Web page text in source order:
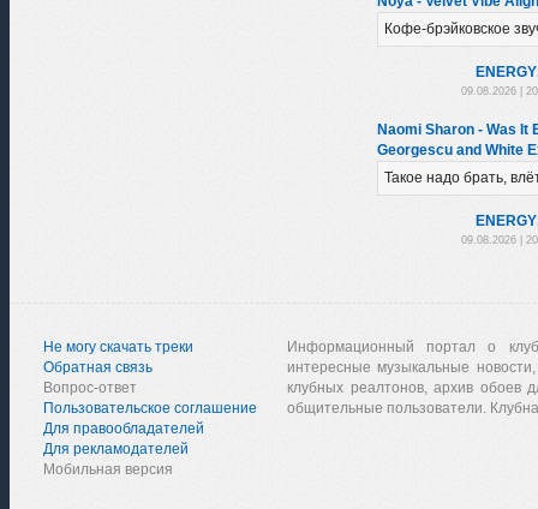
Кофе-брэйковское
09.08.2026 |
Naomi Sharon - Was It
Georgescu and White
Такое надо брать,
09.08.2026 |
Не могу скачать треки
Обратная связь
Вопрос-ответ
Пользовательское соглашение
Для правообладателей
Для рекламодателей
Мобильная версия
Информационный портал о
интересные музыкальные
клубных реалтонов, архив обоев
общительные пользователи.